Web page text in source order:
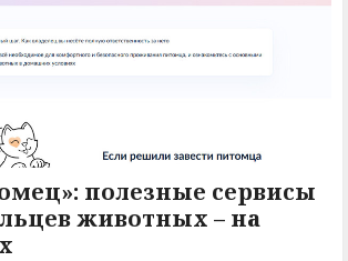
полезные сервисы
животных – на